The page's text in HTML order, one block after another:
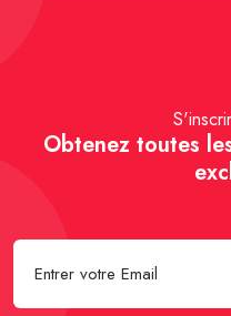
Obtenez toutes